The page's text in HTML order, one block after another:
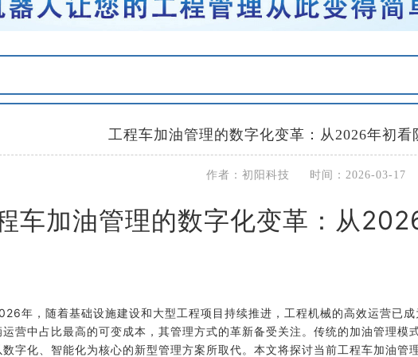
工程车加油管理的数字化变革：从2026年初看
作者：初阳科技 时间：2026-03-17
车加油管理的数字化变革：从
年，随着基础设施建设和大型工程项目持续推进，工程机械的高效运营已
运营中占比最高的可变成本，其管理方式的革新备受关注。传统的加油管理模
数字化、智能化为核心的新型管理方案所取代。本文将探讨当前工程车加油管